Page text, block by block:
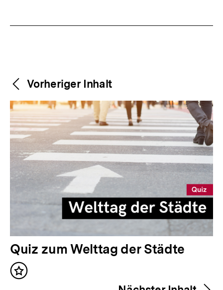
Weitere
Inhalte
Content-
Navigation
Vorheriger Inhalt
V
o
r
Quiz zum Welttag der Städte
Inhalt